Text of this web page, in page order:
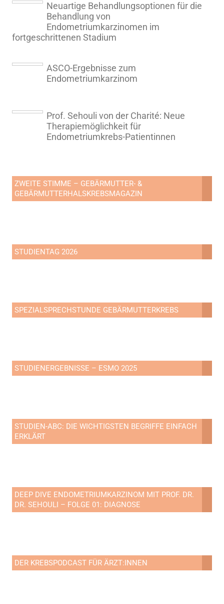
Neuartige Behandlungsoptionen für die
Behandlung von
Endometriumkarzinomen im
fortgeschrittenen Stadium
ASCO-Ergebnisse zum
Endometriumkarzinom
Prof. Sehouli von der Charité: Neue
Therapiemöglichkeit für
Endometriumkrebs-Patientinnen
ZWEITE STIMME – GEBÄRMUTTER- &
GEBÄRMUTTERHALSKREBSMAGAZIN
STUDIENTAG 2026
SPEZIALSPRECHSTUNDE GEBÄRMUTTERKREBS
STUDIENERGEBNISSE – ESMO 2025
STUDIEN-ABC: DIE WICHTIGSTEN BEGRIFFE EINFACH
ERKLÄRT
DEEP DIVE ENDOMETRIUMKARZINOM MIT PROF. DR.
DR. SEHOULI – FOLGE 01: DIAGNOSE
DER KREBSPODCAST FÜR ÄRZT:INNEN